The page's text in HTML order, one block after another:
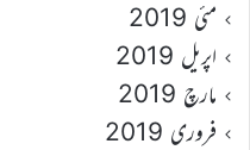
مئی 2019
اپریل 2019
مارچ 2019
فروری 2019